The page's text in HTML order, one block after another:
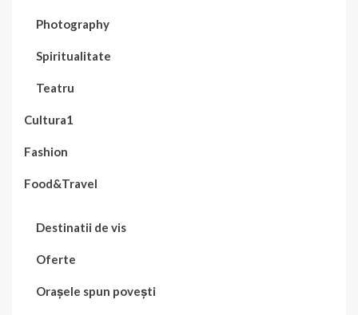
Photography
Spiritualitate
Teatru
Cultura1
Fashion
Food&Travel
Destinatii de vis
Oferte
Orașele spun povești